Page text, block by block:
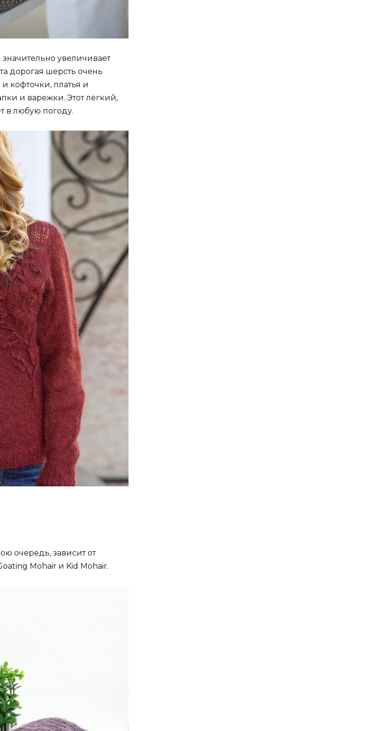
увеличивает
дорогая шерсть очень
кофточки, платья и
и варежки. Этот лёгкий,
в любую погоду.
очередь, зависит от
Mohair и Kid Mohair.